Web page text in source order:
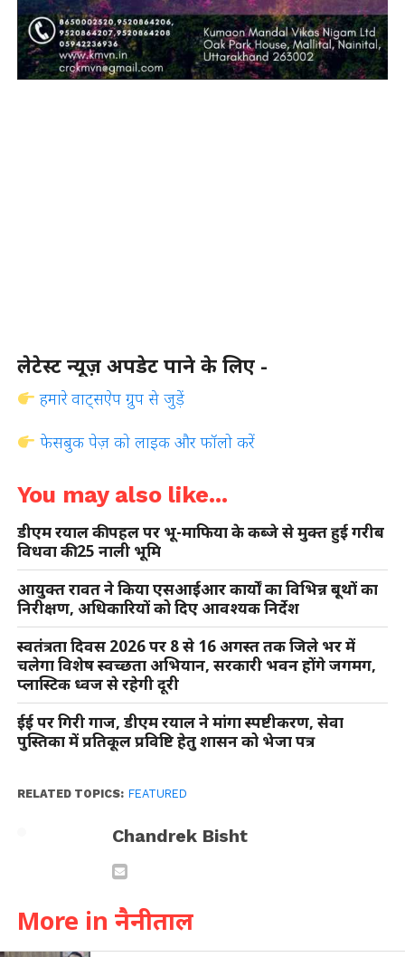
लेटेस्ट न्यूज़ अपडेट पाने के लिए -
हमारे वाट्सऐप ग्रुप से जुड़ें
फेसबुक पेज़ को लाइक और फॉलो करें
You may also like...
डीएम रयाल की पहल पर भू-माफिया के कब्जे से मुक्त हुई गरीब
विधवा की 25 नाली भूमि
आयुक्त रावत ने किया एसआईआर कार्यों का विभिन्न बूथों का
निरीक्षण, अधिकारियों को दिए आवश्यक निर्देश
स्वतंत्रता दिवस 2026 पर 8 से 16 अगस्त तक जिले भर में
चलेगा विशेष स्वच्छता अभियान, सरकारी भवन होंगे जगमग,
प्लास्टिक ध्वज से रहेगी दूरी
ईई पर गिरी गाज, डीएम रयाल ने मांगा स्पष्टीकरण, सेवा
पुस्तिका में प्रतिकूल प्रविष्टि हेतु शासन को भेजा पत्र
RELATED TOPICS: FEATURED
Chandrek Bisht
More in नैनीताल